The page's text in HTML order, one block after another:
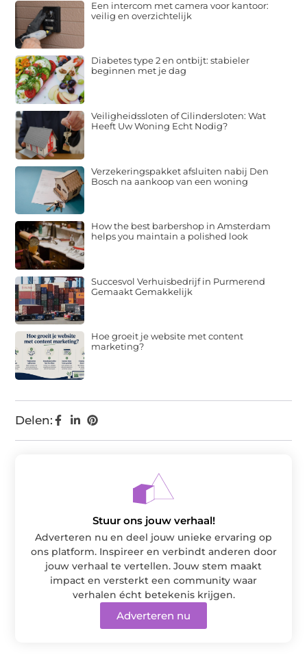
Delen:
Een intercom met camera voor kantoor:
veilig en overzichtelijk
Diabetes type 2 en ontbijt: stabieler
beginnen met je dag
Veiligheidssloten of Cilindersloten: Wat
Heeft Uw Woning Echt Nodig?
Verzekeringspakket afsluiten nabij Den
Bosch na aankoop van een woning
How the best barbershop in Amsterdam
helps you maintain a polished look
Succesvol Verhuisbedrijf in Purmerend
Gemaakt Gemakkelijk
Hoe groeit je website met content
marketing?
Stuur ons jouw verhaal!
Adverteren nu en deel jouw unieke ervaring op
ons platform. Inspireer en verbindt anderen door
jouw verhaal te vertellen. Jouw stem maakt
impact en versterkt een community waar
verhalen écht betekenis krijgen.
Adverteren nu